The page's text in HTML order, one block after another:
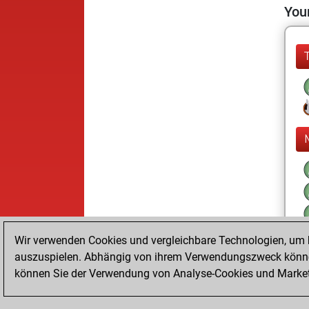
Wir verwenden Cookies und vergleichbare Technologien,
auszuspielen. Abhängig von ihrem Verwendungszweck
können Sie der Verwendung von Analyse-Cookies und